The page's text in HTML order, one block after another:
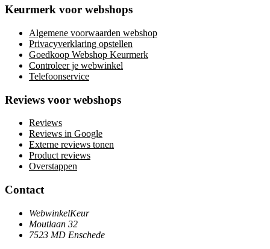
Keurmerk voor webshops
Algemene voorwaarden webshop
Privacyverklaring opstellen
Goedkoop Webshop Keurmerk
Controleer je webwinkel
Telefoonservice
Reviews voor webshops
Reviews
Reviews in Google
Externe reviews tonen
Product reviews
Overstappen
Contact
WebwinkelKeur
Moutlaan 32
7523 MD Enschede